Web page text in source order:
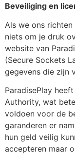
Beveiliging en
Als we ons
niets om je druk
website van
(Secure Sockets
gegevens die zijn
ParadisePlay
Authority, wat
voldoen voor de
garanderen er
hun geld veilig
accepteren maar